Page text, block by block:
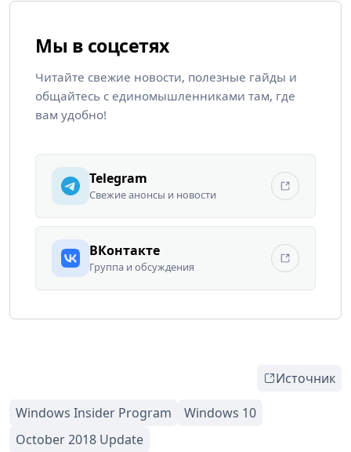
Мы в соцсетях
Читайте свежие новости, полезные гайды и
общайтесь с единомышленниками там, где
вам удобно!
Telegram
Свежие анонсы и новости
ВКонтакте
Группа и обсуждения
Источник